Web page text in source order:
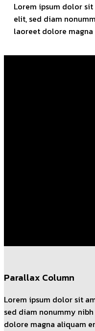
Lorem ipsum dolor
elit, sed diam
laoreet dolore
Parallax Column
Lorem ipsum dolor sit
sed diam nonummy
dolore magna aliquam